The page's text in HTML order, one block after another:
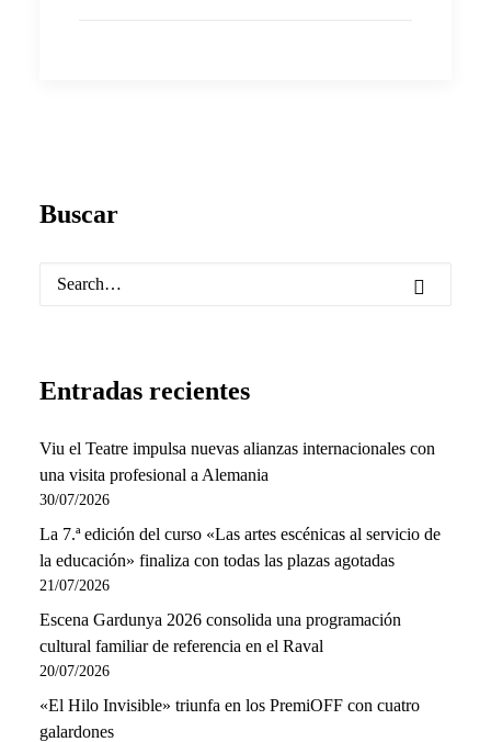
Buscar
Entradas recientes
Viu el Teatre impulsa nuevas alianzas internacionales con
una visita profesional a Alemania
30/07/2026
La 7.ª edición del curso «Las artes escénicas al servicio de
la educación» finaliza con todas las plazas agotadas
21/07/2026
Escena Gardunya 2026 consolida una programación
cultural familiar de referencia en el Raval
20/07/2026
«El Hilo Invisible» triunfa en los PremiOFF con cuatro
galardones